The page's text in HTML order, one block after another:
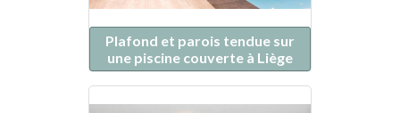
Plafond et parois tendue sur
une piscine couverte à Liège